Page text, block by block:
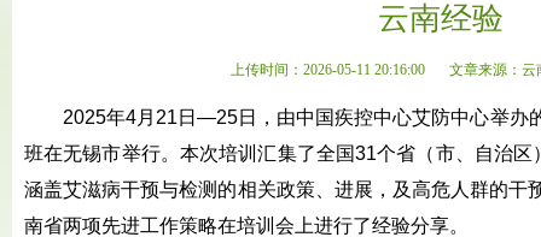
云南经验
上传时间：2026-05-11 20:16:00 文章来源：云
2025年4月21日—25日，由中国疾控中心艾防中心举办
班在无锡市举行。本次培训汇集了全国31个省（市、自治
涵盖艾滋病干预与检测的相关政策、进展，及高危人群的干
南省两项先进工作策略在培训会上进行了经验分享。